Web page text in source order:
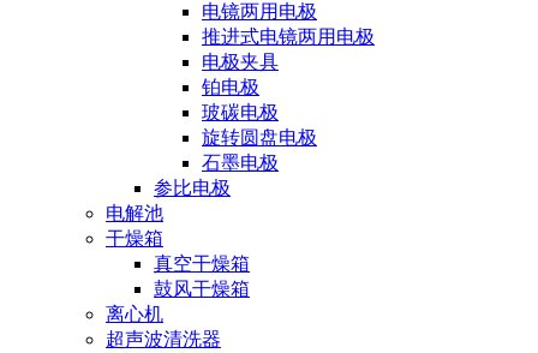
电镜两用电极
推进式电镜两用电极
电极夹具
铂电极
玻碳电极
旋转圆盘电极
石墨电极
参比电极
电解池
干燥箱
真空干燥箱
鼓风干燥箱
离心机
超声波清洗器